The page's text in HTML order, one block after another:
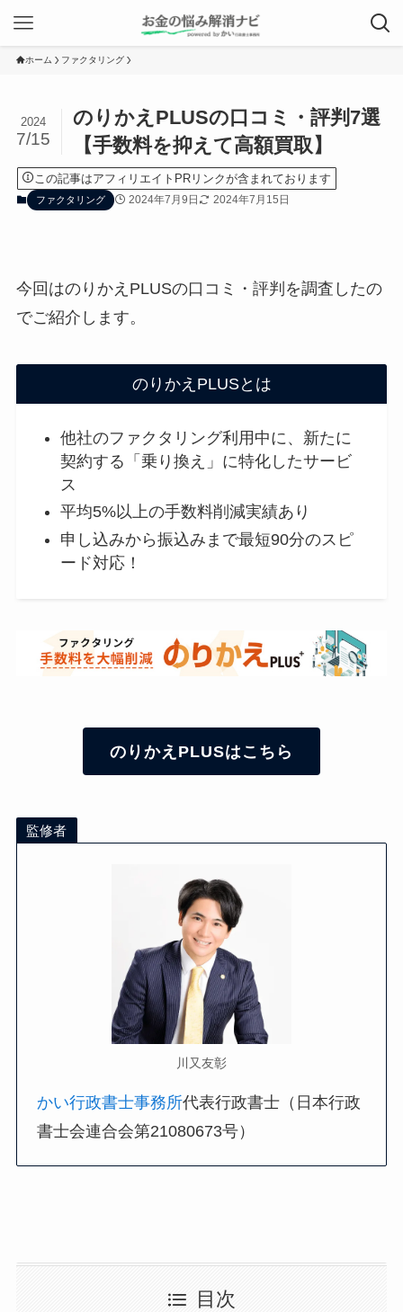
ホーム ファクタリング
のりかえPLUSの口コミ・評判7選
【手数料を抑えて高額買取】
2024
7/15
この記事はアフィリエイトPRリンクが含まれております
ファクタリング 2024年7月9日 2024年7月15日
今回はのりかえPLUSの口コミ・評判を調査したの
でご紹介します。
のりかえPLUSとは
他社のファクタリング利用中に、新たに
契約する「乗り換え」に特化したサービ
ス
平均5%以上の手数料削減実績あり
申し込みから振込みまで最短90分のスピ
ード対応！
のりかえPLUSはこちら
監修者
川又友彰
かい行政書士事務所代表行政書士（日本行政
書士会連合会第21080673号）
目次